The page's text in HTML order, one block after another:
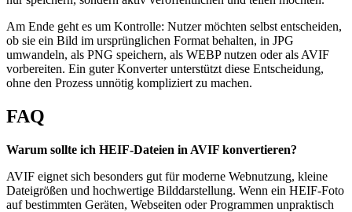
Am Ende geht es um Kontrolle: Nutzer möchten selbst entscheiden,
ob sie ein Bild im ursprünglichen Format behalten, in JPG
umwandeln, als PNG speichern, als WEBP nutzen oder als AVIF
vorbereiten. Ein guter Konverter unterstützt diese Entscheidung,
ohne den Prozess unnötig kompliziert zu machen.
FAQ
Warum sollte ich HEIF-Dateien in AVIF konvertieren?
AVIF eignet sich besonders gut für moderne Webnutzung, kleine
Dateigrößen und hochwertige Bilddarstellung. Wenn ein HEIF-Foto
auf bestimmten Geräten, Webseiten oder Programmen unpraktisch